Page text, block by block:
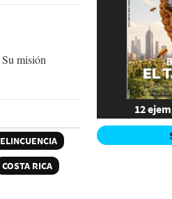
misión
COSTA RICA
12